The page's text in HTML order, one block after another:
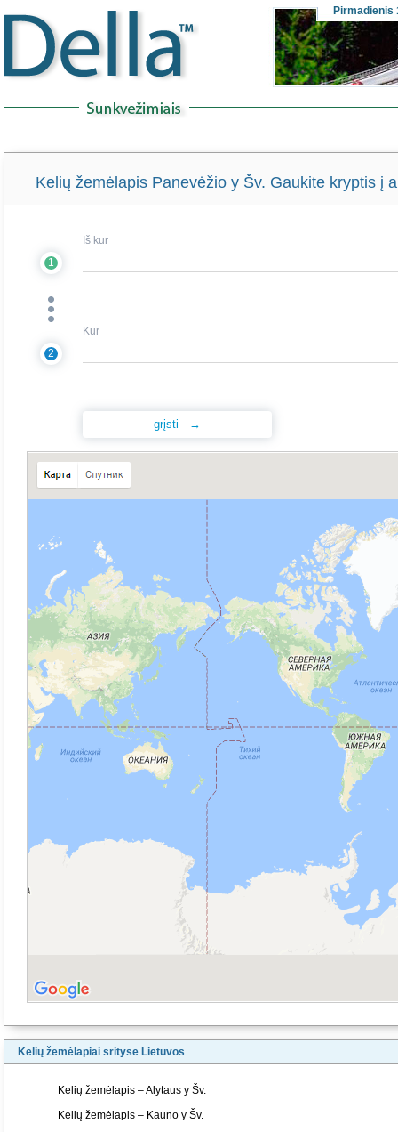
Pirmadienis
Kelių žemėlapis Panevėžio y Šv. Gaukite kryptis į
1
Iš kur
2
Kur
Kelių žemėlapiai srityse Lietuvos
Kelių žemėlapis – Alytaus y Šv.
Kelių žemėlapis – Kauno y Šv.